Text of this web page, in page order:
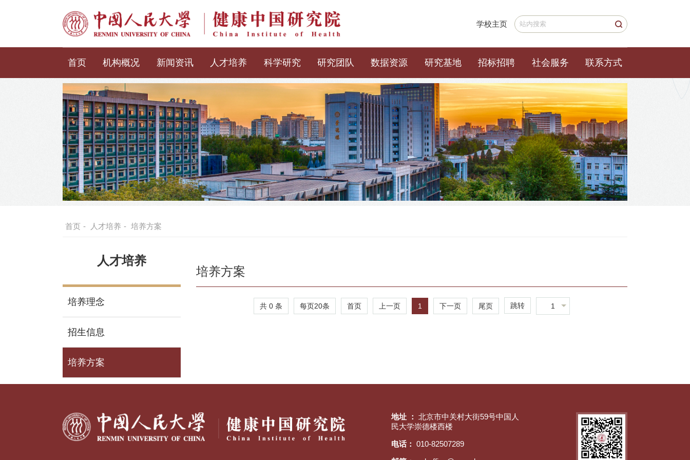
学校主页
首页 机构概况 新闻资讯 人才培养 科学研究 研究团队 数据资源 研究基地 招标招聘 社会服务 联系方式
首页 - 人才培养 - 培养方案
人才培养
培养理念
招生信息
培养方案
培养方案
共 0 条 每页20条 首页 上一页 1 下一页 尾页 跳转 1
地址 ： 北京市中关村大街59号中国人
民大学崇德楼西楼
电话： 010-82507289